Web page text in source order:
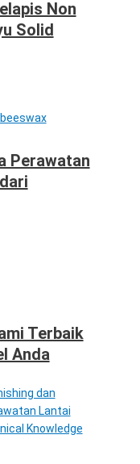
Non
Solid
Perawatan
Terbaik
Anda
dan
Lantai
Knowledge